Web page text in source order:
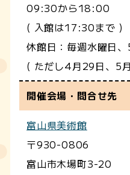
09:30から18:00
( 入館は17:30まで )
休館日：毎週水曜日
( ただし4月29日、5
開催会場・問合せ先
富山県美術館
〒930-0806
富山市木場町3-20